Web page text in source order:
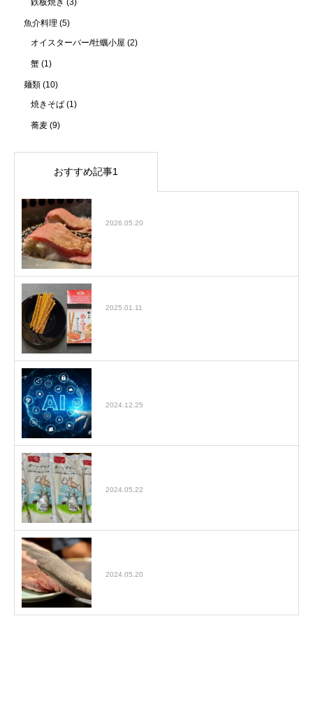
鉄板焼き (3)
魚介料理 (5)
オイスターバー/牡蠣小屋 (2)
蟹 (1)
麺類 (10)
焼きそば (1)
蕎麦 (9)
おすすめ記事1
2026.05.20
2025.01.11
2024.12.25
2024.05.22
2024.05.20